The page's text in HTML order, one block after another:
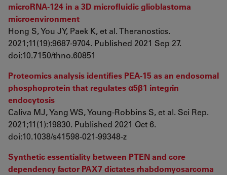
microRNA-124 in a 3D microfluidic glioblastoma
microenvironment
Hong S, You JY, Paek K, et al. Theranostics.
2021;11(19):9687-9704. Published 2021 Sep 27.
doi:10.7150/thno.60851
Proteomics analysis identifies PEA-15 as an endosomal
phosphoprotein that regulates α5β1 integrin
endocytosis
Caliva MJ, Yang WS, Young-Robbins S, et al. Sci Rep.
2021;11(1):19830. Published 2021 Oct 6.
doi:10.1038/s41598-021-99348-z
Synthetic essentiality between PTEN and core
dependency factor PAX7 dictates rhabdomyosarcoma